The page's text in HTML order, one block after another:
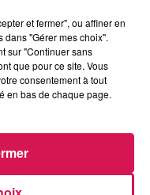
potager de Canal fm
Jardiniers de
et fermer", ou affiner en
"Gérer mes choix".
sur "Continuer sans
que pour ce site. Vous
consentement à tout
en bas de chaque page.